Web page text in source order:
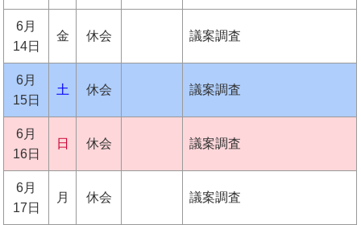
6月
14日
金 休会 議案調査
6月
15日
土 休会 議案調査
6月
16日
日 休会 議案調査
6月
17日
月 休会 議案調査